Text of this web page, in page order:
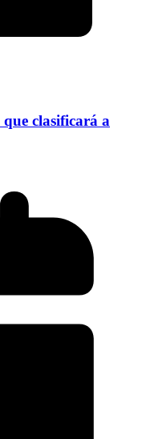
clasificará a